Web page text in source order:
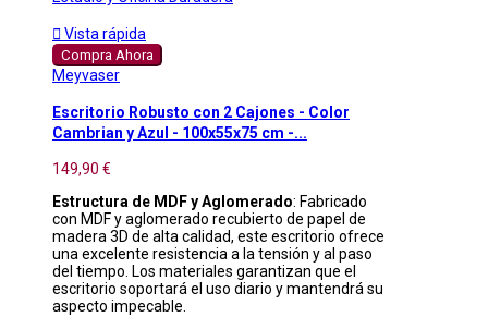
 Vista rápida
Compra Ahora
Meyvaser
Escritorio Robusto con 2 Cajones - Color
Cambrian y Azul - 100x55x75 cm -...
149,90 €
Estructura de MDF y Aglomerado: Fabricado
con MDF y aglomerado recubierto de papel de
madera 3D de alta calidad, este escritorio ofrece
una excelente resistencia a la tensión y al paso
del tiempo. Los materiales garantizan que el
escritorio soportará el uso diario y mantendrá su
aspecto impecable.